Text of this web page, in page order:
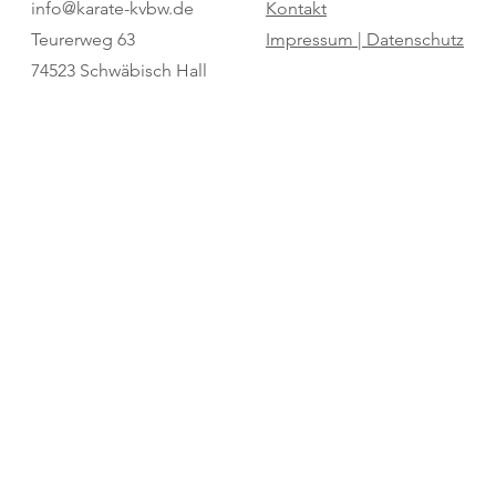
Pure Dominanz: Birtat MTV
Ludwigsburg zum zweiten Mal
Champion
für den SV
info@karate-kvbw.de
Teurerweg 63
74523 Schwäbisch Hall
Kontakt
Impressum | Datenschutz